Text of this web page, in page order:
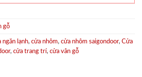
gỗ
ngăn lạnh, cửa nhôm, cửa nhôm saigondoor, Cửa
, cửa trang trí, cửa vân gỗ